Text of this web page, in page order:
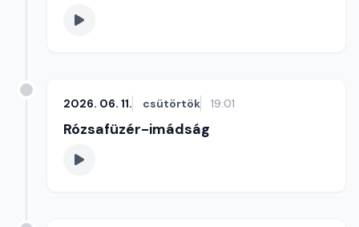
2026. 06. 11. csütörtök 19:01
Rózsafüzér-imádság